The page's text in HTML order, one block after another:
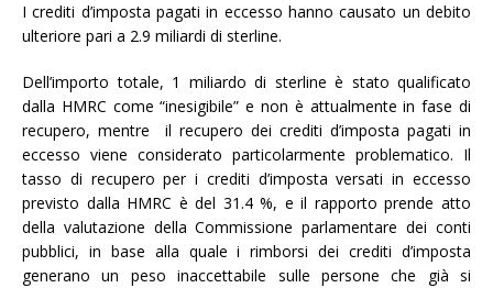
I crediti d’imposta pagati in eccesso hanno causato un debito
ulteriore pari a 2.9 miliardi di sterline.
Dell’importo totale, 1 miliardo di sterline è stato qualificato
dalla HMRC come “inesigibile” e non è attualmente in fase di
recupero, mentre il recupero dei crediti d’imposta pagati in
eccesso viene considerato particolarmente problematico. Il
tasso di recupero per i crediti d’imposta versati in eccesso
previsto dalla HMRC è del 31.4 %, e il rapporto prende atto
della valutazione della Commissione parlamentare dei conti
pubblici, in base alla quale i rimborsi dei crediti d’imposta
generano un peso inaccettabile sulle persone che già si